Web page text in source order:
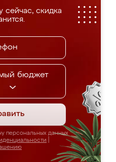
сейчас, скидка
бюджет
персональных данных